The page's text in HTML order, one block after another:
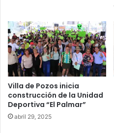
Villa de Pozos inicia
construcción de la Unidad
Deportiva “El Palmar”
abril 29, 2025